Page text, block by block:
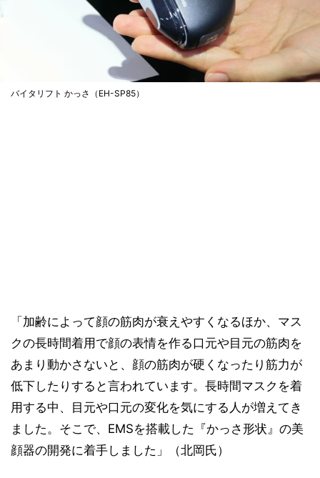
バイタリフト かっさ（EH-SP85）
「加齢によって顔の筋肉が衰えやすくなるほか、マス
クの長時間着用で顔の表情を作る口元や目元の筋肉を
あまり動かさないと、顔の筋肉が硬くなったり筋力が
低下したりすると言われています。長時間マスクを着
用する中、目元や口元の変化を気にする人が増えてき
ました。そこで、EMSを搭載した『かっさ形状』の美
顔器の開発に着手しました」（北岡氏）